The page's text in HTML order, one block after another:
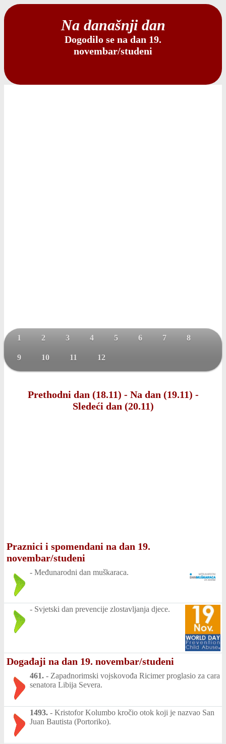
Na današnji dan
Dogodilo se na dan 19.
novembar/studeni
1 2 3 4 5 6 7 8
9 10 11 12
Prethodni dan (18.11) - Na dan (19.11) -
Sledeći dan (20.11)
Praznici i spomendani na dan 19.
novembar/studeni
- Međunarodni dan muškaraca.
- Svjetski dan prevencije zlostavljanja djece.
Događaji na dan 19. novembar/studeni
461. - Zapadnorimski vojskovođa Ricimer proglasio za cara
senatora Libija Severa.
1493. - Kristofor Kolumbo kročio otok koji je nazvao San
Juan Bautista (Portoriko).